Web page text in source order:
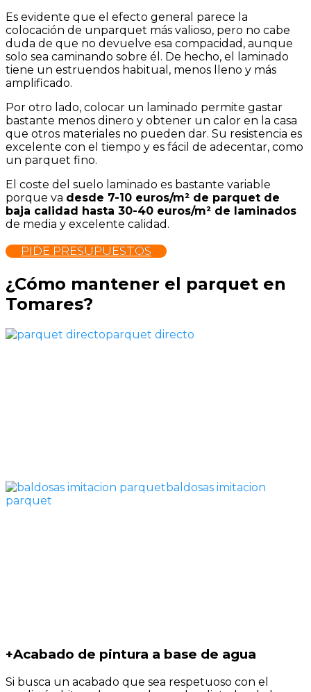
Es evidente que el efecto general parece la
colocación de unparquet más valioso, pero no cabe
duda de que no devuelve esa compacidad, aunque
solo sea caminando sobre él. De hecho, el laminado
tiene un estruendos habitual, menos lleno y más
amplificado.
Por otro lado, colocar un laminado permite gastar
bastante menos dinero y obtener un calor en la casa
que otros materiales no pueden dar. Su resistencia es
excelente con el tiempo y es fácil de adecentar, como
un parquet fino.
El coste del suelo laminado es bastante variable
porque va desde 7-10 euros/m² de parquet de
baja calidad hasta 30-40 euros/m² de laminados
de media y excelente calidad.
PIDE PRESUPUESTOS
¿Cómo mantener el parquet en
Tomares?
parquet directo
baldosas imitacion
parquet
+Acabado de pintura a base de agua
Si busca un acabado que sea respetuoso con el